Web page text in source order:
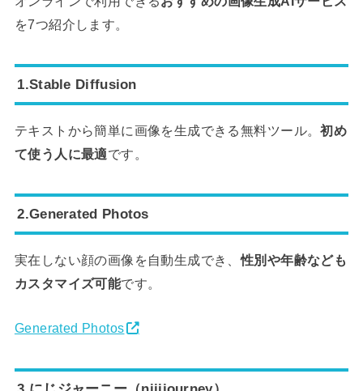
を7つ紹介します。
1.Stable Diffusion
テキストから簡単に画像を生成できる無料ツール。初め
て使う人に最適です。
2.Generated Photos
実在しない顔の画像を自動生成でき、性別や年齢なども
カスタマイズ可能です。
Generated Photos